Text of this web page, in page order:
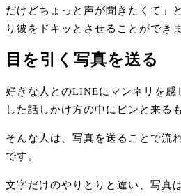
だけどちょっと声が聞きたくて」
り彼をドキッとさせることができ
目を引く写真を送る
好きな人とのLINEにマンネリを感
した話しかけ方の中にピンと来る
そんな人は、写真を送ることで流
です。
文字だけのやりとりと違い、写真